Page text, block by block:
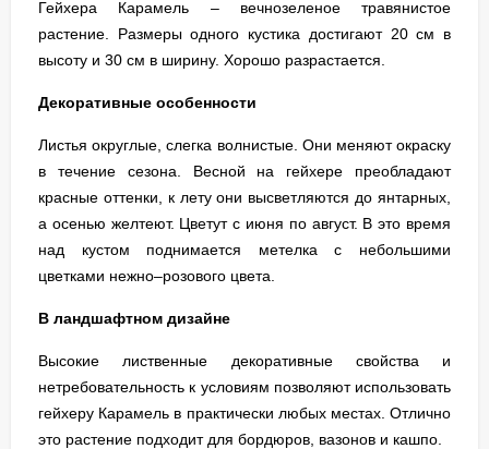
Гейхера Карамель – вечнозеленое травянистое
растение. Размеры одного кустика достигают 20 см в
высоту и 30 см в ширину. Хорошо разрастается.
Декоративные особенности
Листья округлые, слегка волнистые. Они меняют окраску
в течение сезона. Весной на гейхере преобладают
красные оттенки, к лету они высветляются до янтарных,
а осенью желтеют. Цветут с июня по август. В это время
над кустом поднимается метелка с небольшими
цветками нежно–розового цвета.
В ландшафтном дизайне
Высокие лиственные декоративные свойства и
нетребовательность к условиям позволяют использовать
гейхеру Карамель в практически любых местах. Отлично
это растение подходит для бордюров, вазонов и кашпо.